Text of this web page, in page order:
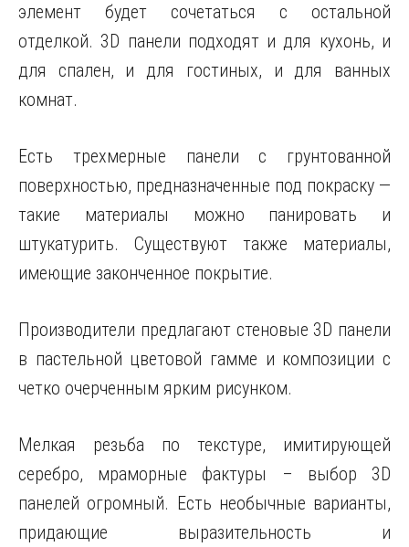
элемент будет сочетаться с остальной
отделкой. 3D панели подходят и для кухонь, и
для спален, и для гостиных, и для ванных
комнат.
Есть трехмерные панели с грунтованной
поверхностью, предназначенные под покраску —
такие материалы можно панировать и
штукатурить. Существуют также материалы,
имеющие законченное покрытие.
Производители предлагают стеновые 3D панели
в пастельной цветовой гамме и композиции с
четко очерченным ярким рисунком.
Мелкая резьба по текстуре, имитирующей
серебро, мраморные фактуры – выбор 3D
панелей огромный. Есть необычные варианты,
придающие выразительность и